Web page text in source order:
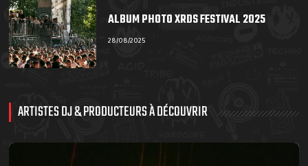
ALBUM PHOTO XRDS FESTIVAL 2025
28/08/2025
ARTISTES DJ & PRODUCTEURS À DÉCOUVRIR